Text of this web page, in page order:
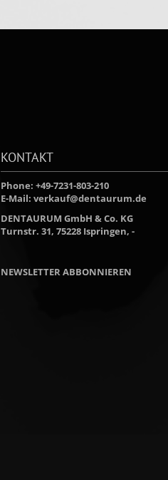
KONTAKT
Phone: +49-7231-803-210
E-Mail: verkauf@dentaurum.de
DENTAURUM GmbH & Co. KG
Turnstr. 31, 75228 Ispringen, -
NEWSLETTER ABBONNIEREN